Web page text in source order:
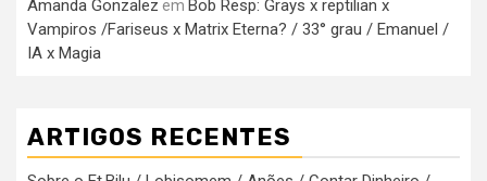
Amanda Gonzalez em Bob Resp: Grays x reptilian x
Vampiros /Fariseus x Matrix Eterna? / 33° grau / Emanuel /
IA x Magia
ARTIGOS RECENTES